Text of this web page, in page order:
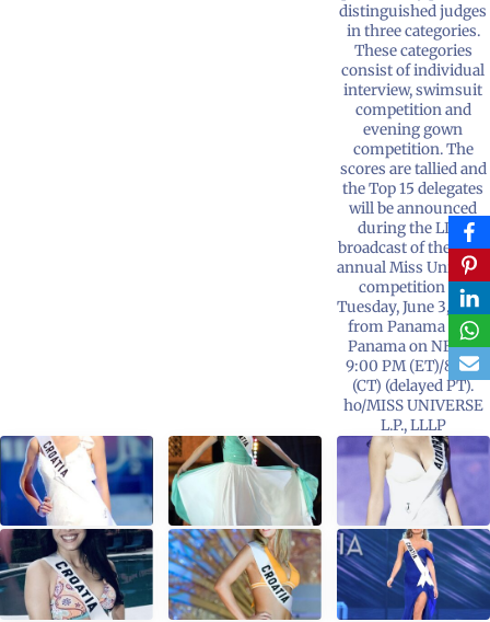
distinguished judges
in three categories.
These categories
consist of individual
interview, swimsuit
competition and
evening gown
competition. The
scores are tallied and
the Top 15 delegates
will be announced
during the LIVE
broadcast of the 52nd
annual Miss Universe
competition on
Tuesday, June 3, 2003
from Panama City,
Panama on NBC at
9:00 PM (ET)/8 PM
(CT) (delayed PT).
ho/MISS UNIVERSE
L.P., LLLP